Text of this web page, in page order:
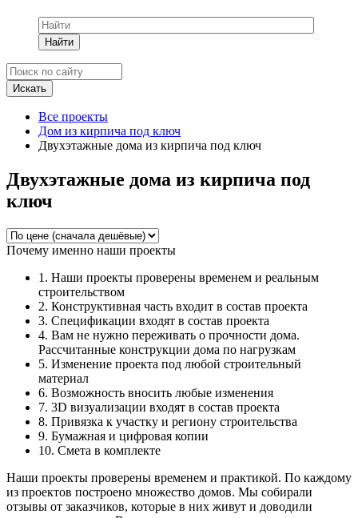
Найти
Все проекты
Дом из кирпича под ключ
Двухэтажные дома из кирпича под ключ
Двухэтажные дома из кирпича под
ключ
Почему именно наши проекты
1. Наши проекты проверены временем и реальным
строительством
2. Конструктивная часть входит в состав проекта
3. Спецификации входят в состав проекта
4. Вам не нужно переживать о прочности дома.
Рассчитанные конструкции дома по нагрузкам
5. Изменение проекта под любой строительный
материал
6. Возможность вносить любые изменения
7. 3D визуализации входят в состав проекта
8. Привязка к участку и региону строительства
9. Бумажная и цифровая копии
10. Смета в комплекте
Наши проекты проверены временем и практикой. По каждому
из проектов построено множество домов. Мы собирали
отзывы от заказчиков, которые в них живут и доводили